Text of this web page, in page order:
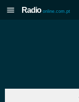
Radio online.com.pt